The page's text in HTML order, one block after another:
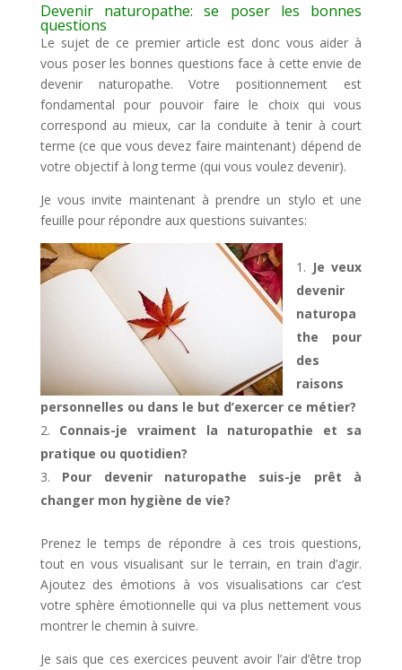
Devenir naturopathe: se poser les bonnes
questions
Le sujet de ce premier article est donc vous aider à
vous poser les bonnes questions face à cette envie de
devenir naturopathe. Votre positionnement est
fondamental pour pouvoir faire le choix qui vous
correspond au mieux, car la conduite à tenir à court
terme (ce que vous devez faire maintenant) dépend de
votre objectif à long terme (qui vous voulez devenir).
Je vous invite maintenant à prendre un stylo et une
feuille pour répondre aux questions suivantes:
Je veux
devenir
naturopa
the pour
des
raisons
personnelles ou dans le but d’exercer ce métier?
Connais-je vraiment la naturopathie et sa
pratique ou quotidien?
Pour devenir naturopathe suis-je prêt à
changer mon hygiène de vie?
Prenez le temps de répondre à ces trois questions,
tout en vous visualisant sur le terrain, en train d’agir.
Ajoutez des émotions à vos visualisations car c’est
votre sphère émotionnelle qui va plus nettement vous
montrer le chemin à suivre.
Je sais que ces exercices peuvent avoir l’air d’être trop